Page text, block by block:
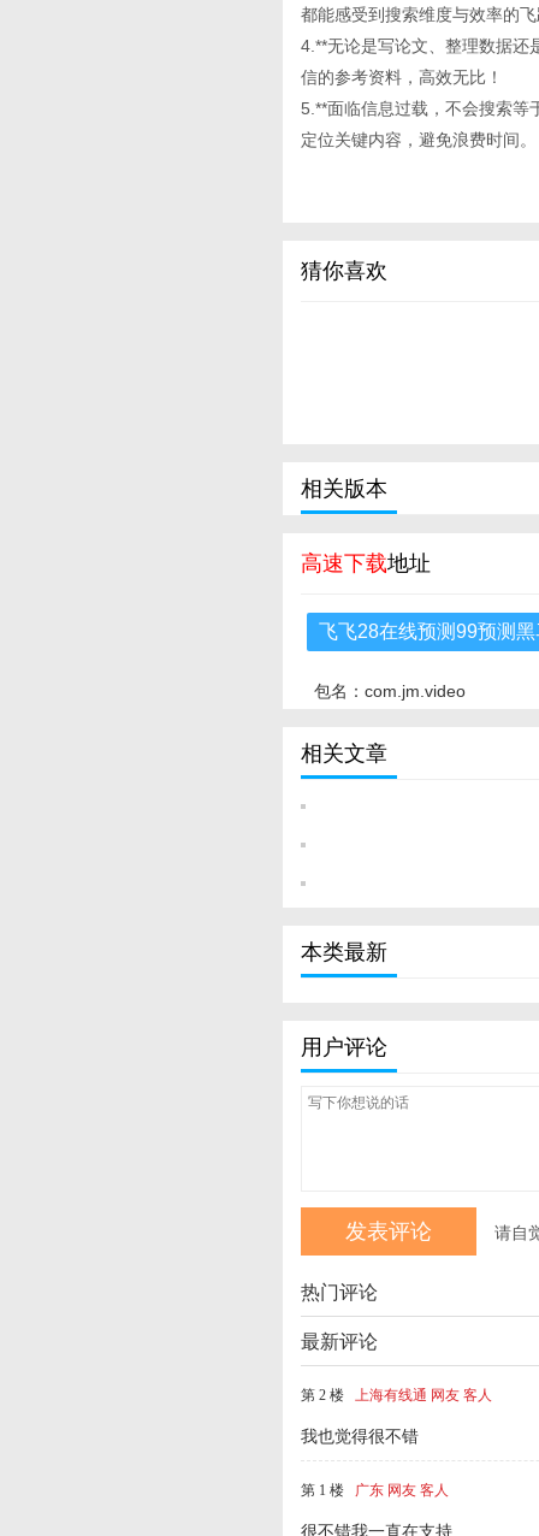
都能感受到搜索维度与效率的
4.**无论是写论文、整理数据
信的参考资料，高效无比！
5.**面临信息过载，不会搜索
定位关键内容，避免浪费时间。
猜你喜欢
相关版本
高速下载地址
飞飞28在线预测99预测黑
包名：com.jm.video
相关文章
本类最新
用户评论
请自
热门评论
最新评论
第 2 楼 上海有线通 网友 客人
我也觉得很不错
第 1 楼 广东 网友 客人
很不错我一直在支持